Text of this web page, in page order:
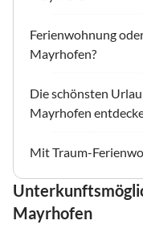
Ferienwohnung
Mayrhofen?
Die schönsten
Mayrhofen
Mit Traum-
Mayrhofen